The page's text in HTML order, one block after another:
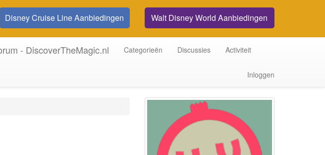
Disney Cruise Line Aanbiedingen Walt Disney World Aanbiedingen
- DiscoverTheMagic.nl Categorieën Discussies Activiteit
Inloggen